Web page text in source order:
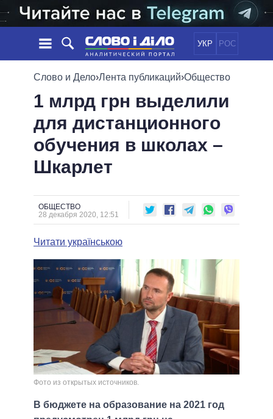
УКР РОС
НОВОСТИ
ЛЕНТА
СОБЫТИЯ
СТАТЬИ
МНЕНИЯ
ОБЗОРЫ
ДАЙДЖЕСТЫ
ПОЛИТИКА
ЭКОНОМИКА
ОБЩЕСТВО
ОБЕЩАНИЯ
ПОЛИТИКИ
ВСЕ ПОЛИТИКИ
ПРЕЗИДЕНТ И ОФИС
ВЕРХОВНАЯ РАДА
КАБИНЕТ МИНИСТРОВ
МЭРЫ
ВСЕ ПЕРСОНЫ
ПОДДЕРЖАТЬ
СРАВНЕНИЕ ПОЛИТИКОВ
Слово и Дело›Лента публикаций›Общество
1 млрд грн выделили
для дистанционного
обучения в школах –
Шкарлет
ОБЩЕСТВО
28 декабря 2020, 12:51
Читати українською
Фото из открытых источников.
В бюджете на образование на 2021 год